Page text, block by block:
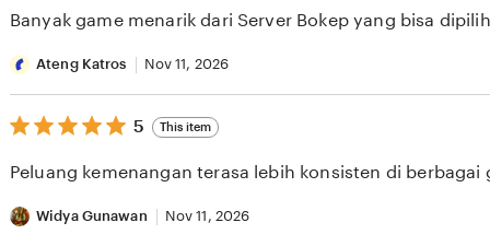
5
Banyak game menarik dari Server Bokep yang bisa
Ateng Katros Nov 11, 2026
5
out
5
5 This item
Peluang kemenangan terasa lebih konsisten di berbagai
Widya Gunawan Nov 11, 2026